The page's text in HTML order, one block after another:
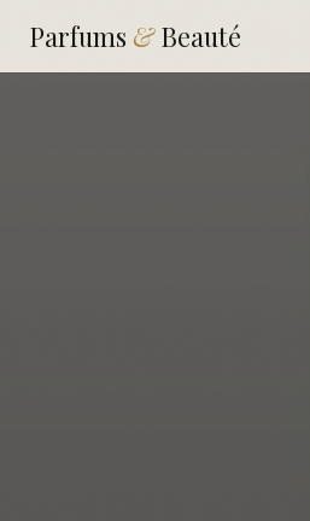
Parfums &Beauté